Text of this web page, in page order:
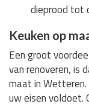
dieprood tot
Keuken op
Een groot
van renoveren, is
maat in
uw eisen voldoet.